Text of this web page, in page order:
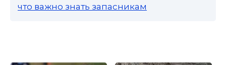
что важно знать запасникам